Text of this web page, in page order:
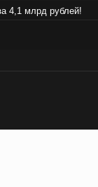
4,1 млрд рублей!